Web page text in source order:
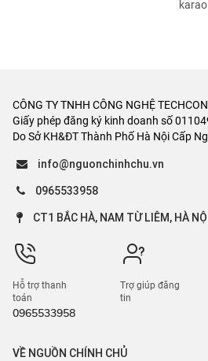
CÔNG TY TNHH CÔNG NGHỆ
Giấy phép đăng ký kinh doanh số
Do Sở KH&ĐT Thành Phố Hà Nội Cấp
info@nguonchinhchu.vn
0965533958
CT1 BẮC HÀ, NAM TỪ LIÊM, HÀ
Hỗ trợ thanh
toán
0965533958
Trợ giúp đăng
tin
VỀ NGUỒN CHÍNH CHỦ